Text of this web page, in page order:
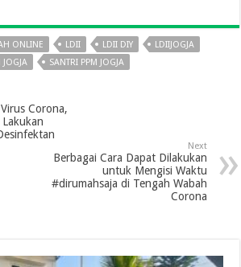
ONLINE LDII LDII DIY
LDIIJOGJA
JOGJA SANTRI PPM JOGJA
Corona,
Next
Berbagai Cara Dapat Dilakukan
untuk Mengisi Waktu
#dirumahsaja di Tengah Wabah
Corona